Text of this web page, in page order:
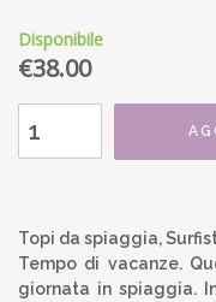
Disponibile
€38.00
Topi da spiaggia,
Tempo di vacanze.
giornata in spiaggia.